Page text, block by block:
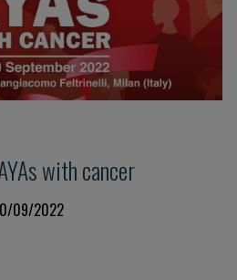
with cancer
09/2022